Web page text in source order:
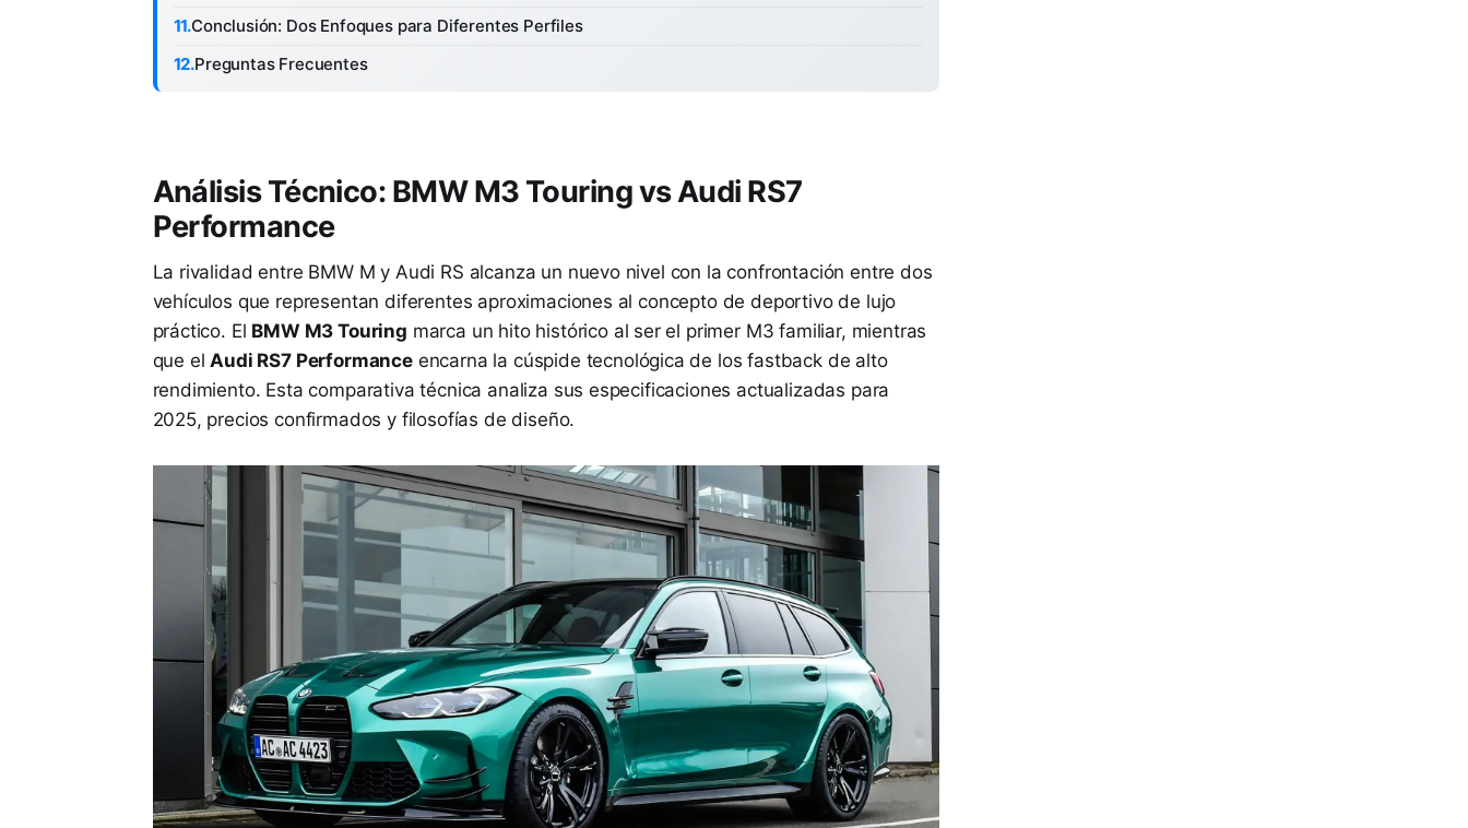
Conclusión: Dos Enfoques para Diferentes Perfiles
Preguntas Frecuentes
Análisis Técnico: BMW M3 Touring vs Audi RS7
Performance
La rivalidad entre BMW M y Audi RS alcanza un nuevo nivel con la confrontación entre dos
vehículos que representan diferentes aproximaciones al concepto de deportivo de lujo
práctico. El BMW M3 Touring marca un hito histórico al ser el primer M3 familiar, mientras
que el Audi RS7 Performanceencarna la cúspide tecnológica de los fastback de alto
rendimiento. Esta comparativa técnica analiza sus especificaciones actualizadas para
2025, precios confirmados y filosofías de diseño.